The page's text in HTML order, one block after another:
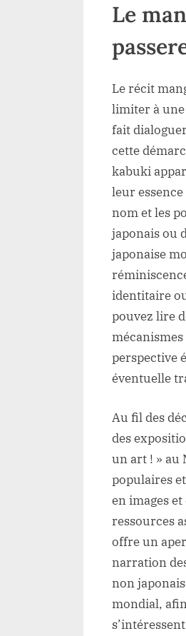
Le
Le récit
limiter à une
fait
cette
kabuki
leur
nom et les
japonais ou
japonaise
identitaire
pouvez lire
perspective
éventuelle
Au fil des
des
un art ! » au
populaires
en images
ressources
offre un
narration
non
mondial,